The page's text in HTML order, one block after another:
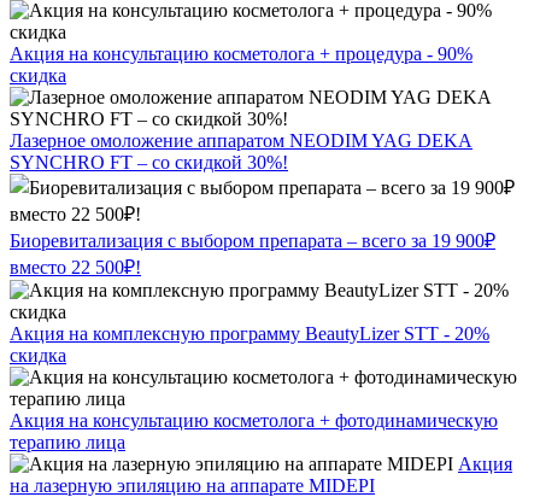
Акция на консультацию косметолога + процедура - 90%
скидка
Лазерное омоложение аппаратом NEODIM YAG DEKA
SYNCHRO FT – со скидкой 30%!
Биоревитализация с выбором препарата – всего за 19 900₽
вместо 22 500₽!
Акция на комплексную программу BeautyLizer STT - 20%
скидка
Акция на консультацию косметолога + фотодинамическую
терапию лица
Акция
на лазерную эпиляцию на аппарате MIDEPI